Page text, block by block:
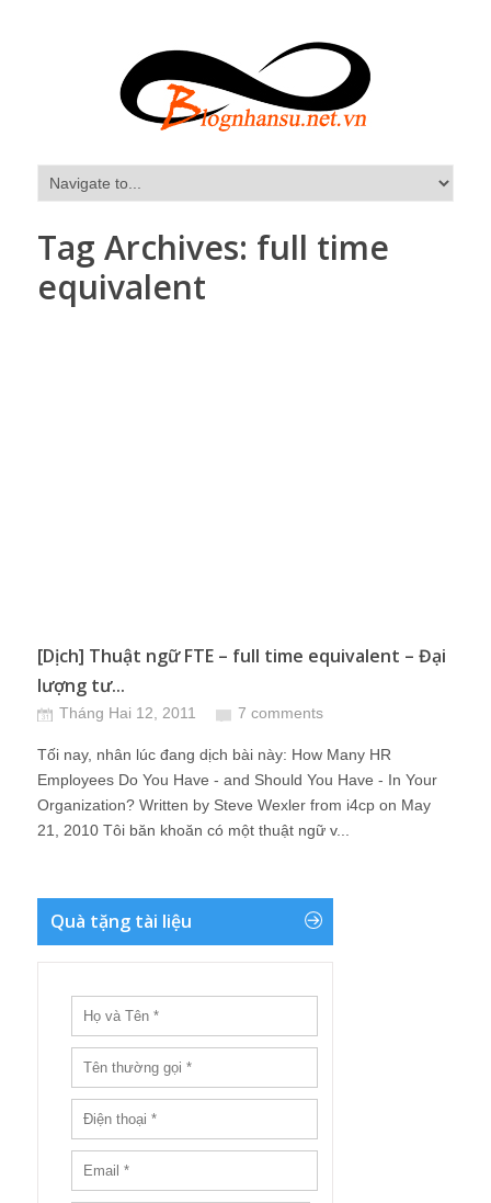
Tag Archives: full time
equivalent
[Dịch] Thuật ngữ FTE – full time equivalent – Đại
lượng tư...
Tháng Hai 12, 2011 7 comments
Tối nay, nhân lúc đang dịch bài này: How Many HR
Employees Do You Have - and Should You Have - In Your
Organization? Written by Steve Wexler from i4cp on May
21, 2010 Tôi băn khoăn có một thuật ngữ v...
Quà tặng tài liệu